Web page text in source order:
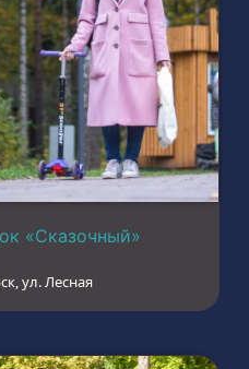
«Сказочный»
ул. Лесная